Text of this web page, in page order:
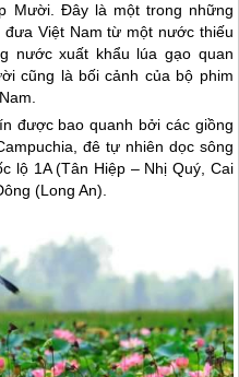
Mười. Đây là một trong những
Việt Nam từ một nước thiếu
nước xuất khẩu lúa gạo quan
cũng là bối cảnh của bộ phim
được bao quanh bởi các giồng
đê tự nhiên dọc sông
lộ 1A (Tân Hiệp – Nhị Quý, Cai
(Long An).